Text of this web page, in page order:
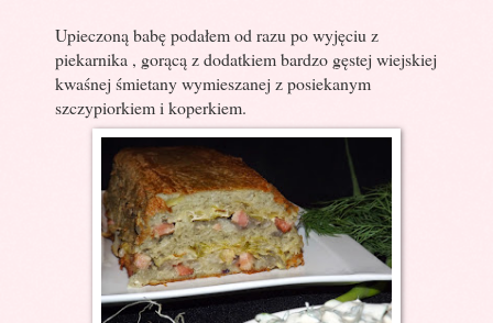
Upieczoną babę podałem od razu po wyjęciu z
piekarnika , gorącą z dodatkiem bardzo gęstej wiejskiej
kwaśnej śmietany wymieszanej z posiekanym
szczypiorkiem i koperkiem.